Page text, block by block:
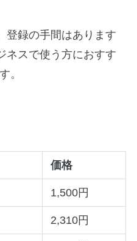
登録の手間はあります
ネスで使う方におすす
。
価格
1,500円
2,310円